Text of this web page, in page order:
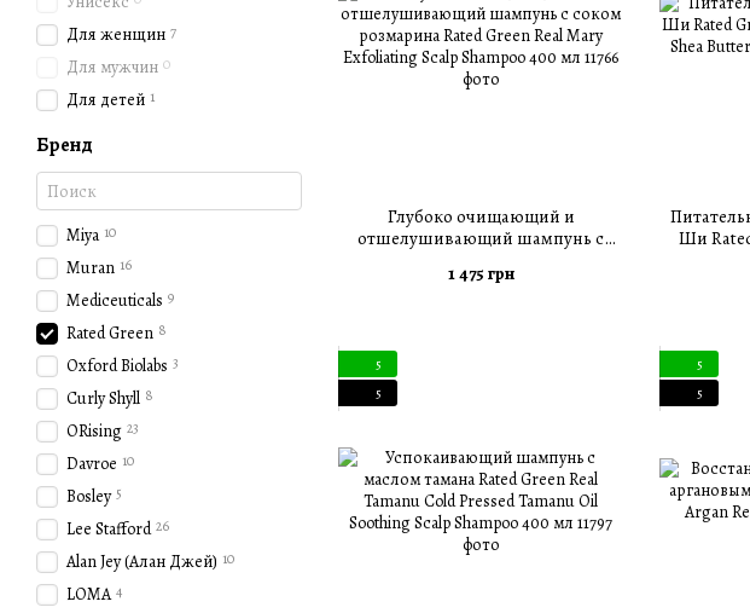
Глубоко очищающий и
отшелушивающий шампунь с
Mary Exfoliating Scalp Shampoo 400
1 475 грн
Ши
5
5
5
5
Для женщин 7
Для мужчин 0
Для детей 1
Бренд
Miya 10
Muran 16
Mediceuticals 9
Rated Green 8
Oxford Biolabs 3
Curly Shyll 8
ORising 23
Davroe 10
Bosley 5
Lee Stafford 26
Alan Jey (Алан Джей) 10
LOMA 4